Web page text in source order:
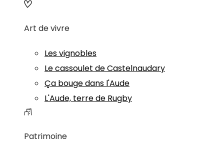
Art de vivre
Les vignobles
Le cassoulet de Castelnaudary
Ça bouge dans l'Aude
L'Aude, terre de Rugby
Patrimoine